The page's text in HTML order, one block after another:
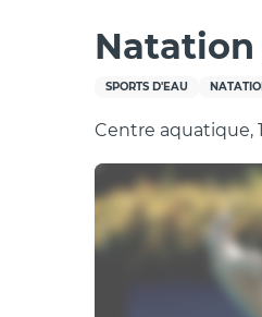
SPORTS D'EAU
Centre aquatique,